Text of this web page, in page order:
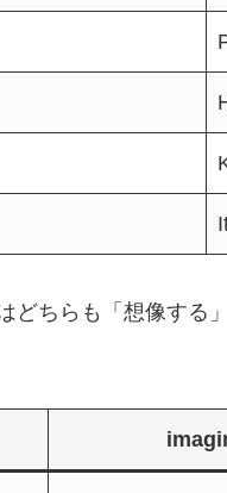
どちらも「想像す